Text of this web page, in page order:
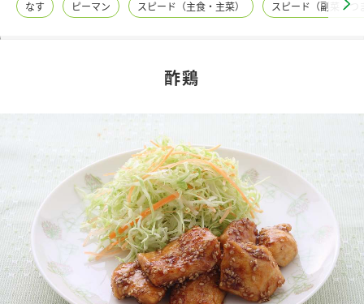
レシピ名特集
酢 調味酢
お酢ドリンク ぽん酢
新商品一覧
キャンペーン情報
ブランド・スペシャルサイト
ブランド・スペシャルサイト トップ
なす ピーマン スピード（主食・主菜） スピード（副菜・つ
酢鶏